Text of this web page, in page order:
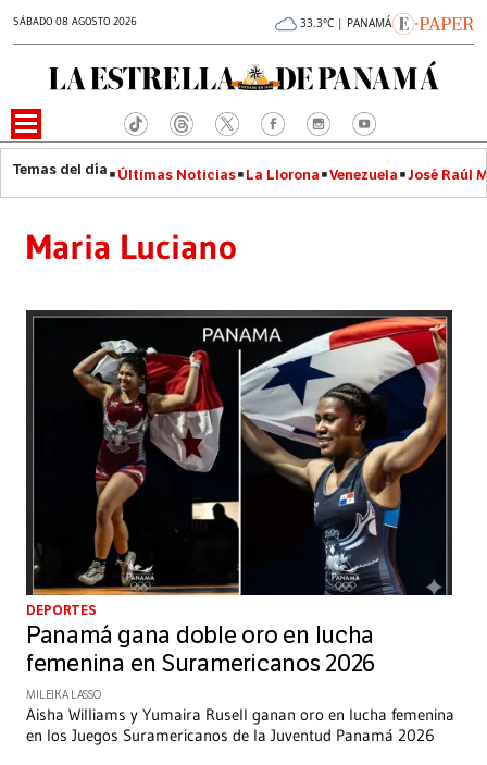
SÁBADO 08 AGOSTO 2026 33.3°C | PANAMÁ
Últimas Noticias La Llorona Venezuela José Raúl
Maria Luciano
DEPORTES
Panamá gana doble oro en lucha
femenina en Suramericanos 2026
MILEIKA LASSO
Aisha Williams y Yumaira Rusell ganan oro en lucha femenina
en los Juegos Suramericanos de la Juventud Panamá 2026